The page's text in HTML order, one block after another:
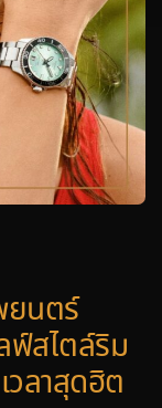
ยนตร์
ฟ์สไตล์ริม
วลาสุดฮิต